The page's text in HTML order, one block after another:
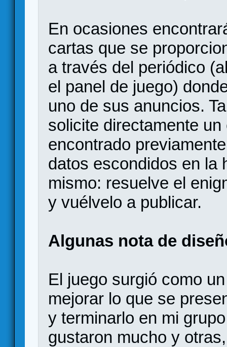
En ocasiones
cartas que se
a través del periódico
el panel de juego)
uno de sus anuncios.
solicite directamente
encontrado
datos escondidos en la
mismo: resuelve el
y vuélvelo a publicar.
Algunas nota de
El juego surgió como
mejorar lo que se
y terminarlo en mi
gustaron mucho y